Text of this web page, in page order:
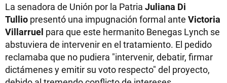
La senadora de Unión por la Patria Juliana Di
Tullio presentó una impugnación formal ante Victoria
Villarruel para que este hermanito Benegas Lynch se
abstuviera de intervenir en el tratamiento. El pedido
reclamaba que no pudiera "intervenir, debatir, firmar
dictámenes y emitir su voto respecto" del proyecto,